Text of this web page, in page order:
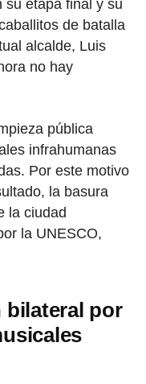
su etapa final y su
de batalla
alcalde, Luis
no hay
pública
infrahumanas
Por este motivo
la basura
la ciudad
la UNESCO,
bilateral por